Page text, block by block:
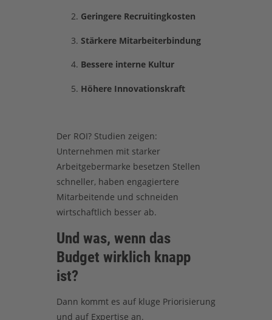
Geringere Recruitingkosten
Stärkere Mitarbeiterbindung
Bessere interne Kultur
Höhere Innovationskraft
Der ROI? Studien zeigen:
Unternehmen mit starker
Arbeitgebermarke besetzen Stellen
schneller, haben engagiertere
Mitarbeitende und schneiden
wirtschaftlich besser ab.
Und was, wenn das
Budget wirklich knapp
ist?
Dann kommt es auf kluge Priorisierung
und auf Expertise an.